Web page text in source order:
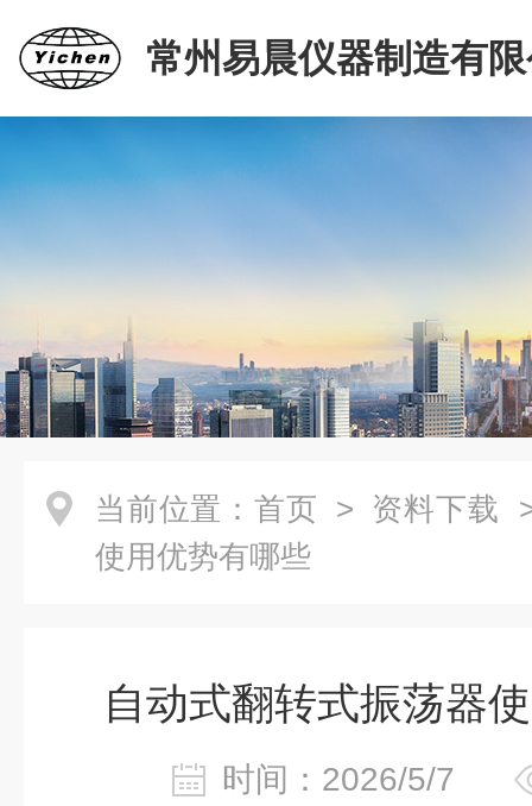
常州易晨仪器制造有
当前位置： 首页 > 资料下载
使用优势有哪些
自动式翻转式振荡器
时间：2026/5/7